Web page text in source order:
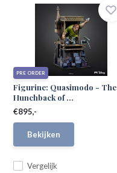
PRE ORDER
Figurine: Quasimodo - The
Hunchback of ...
Vergelijk
€895,-
Bekijken